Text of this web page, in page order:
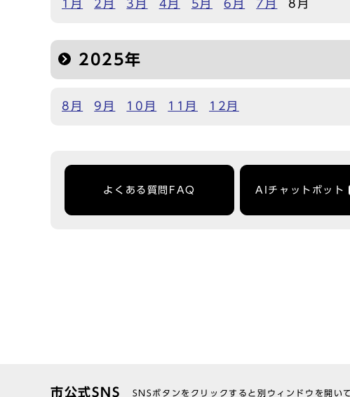
1月 2月 3月 4月 5月 6月 7月 8月
2025年
8月 9月 10月 11月 12月
よくある質問FAQ AIチャットボット
市公式SNS SNSボタンをクリックすると別ウィンドウを開い